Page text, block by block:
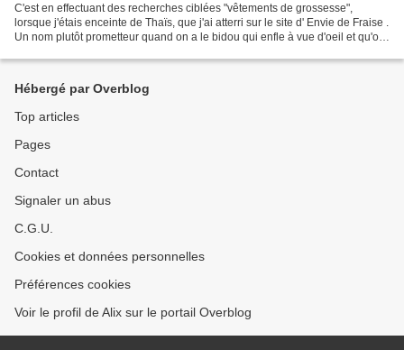
C'est en effectuant des recherches ciblées "vêtements de grossesse",
lorsque j'étais enceinte de Thaïs, que j'ai atterri sur le site d' Envie de Fraise .
Un nom plutôt prometteur quand on a le bidou qui enfle à vue d'oeil et qu'on
Hébergé par Overblog
Top articles
Pages
Contact
Signaler un abus
C.G.U.
Cookies et données personnelles
Préférences cookies
Voir le profil de Alix sur le portail Overblog